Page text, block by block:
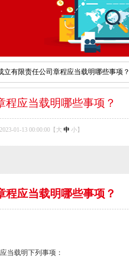
立有限责任公司章程应当载明哪些事项？
程应当载明哪些事项？
01-13 00:00:00【 大 中 小】
程应当载明哪些事项？
应当载明下列事项：